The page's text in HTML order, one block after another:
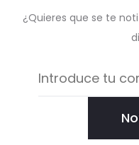
¿Quieres que se te